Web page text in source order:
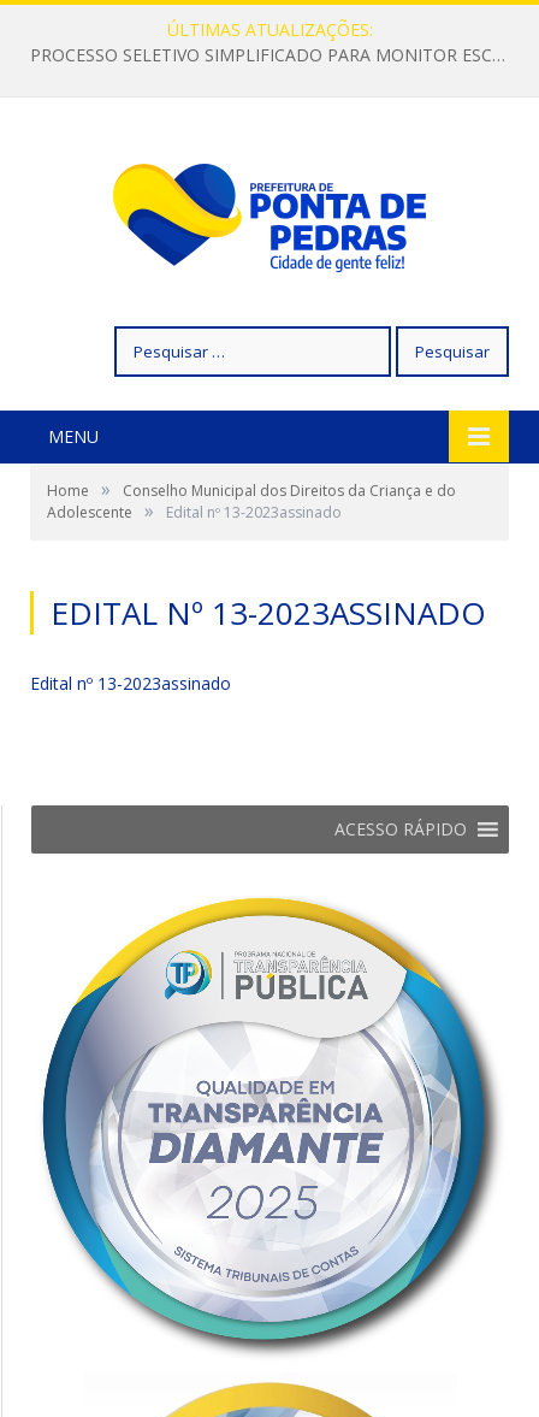
ÚLTIMAS ATUALIZAÇÕES:
PROCESSO SELETIVO SIMPLIFICADO PARA MONITOR ESCOLAR
por:
MENU
Home »
Conselho Municipal dos Direitos da Criança e do
Adolescente
» Edital nº 13-2023assinado
EDITAL Nº 13-2023ASSINADO
Edital nº 13-2023assinado
ACESSO RÁPIDO